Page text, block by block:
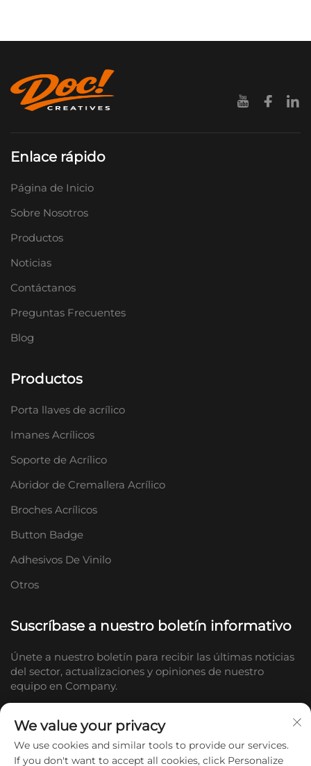
Enlace rápido
Página de Inicio
Sobre Nosotros
Productos
Noticias
Contáctanos
Preguntas Frecuentes
Blog
Productos
Porta llaves de acrílico
Imanes Acrílicos
Soporte de Acrílico
Abridor de Cremallera Acrílico
Broches Acrílicos
Button Badge
Adhesivos De Vinilo
Otros
Suscríbase a nuestro boletín informativo
Únete a nuestro boletín para recibir las últimas noticias
del sector, actualizaciones y opiniones de nuestro
equipo en Company.
We value your privacy
We use cookies and similar tools to provide our services.
If you don't want to accept all cookies, click Personalize